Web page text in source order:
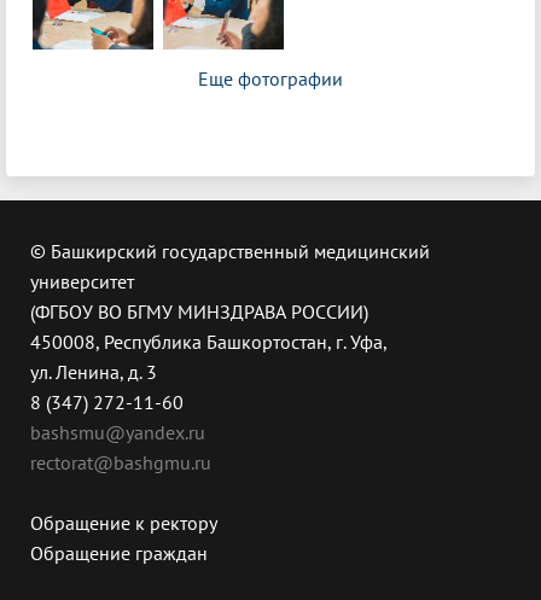
Еще фотографии
© Башкирский государственный медицинский
университет
(ФГБОУ ВО БГМУ МИНЗДРАВА РОССИИ)
450008, Республика Башкортостан, г. Уфа,
ул. Ленина, д. 3
8 (347) 272-11-60
bashsmu@yandex.ru
rectorat@bashgmu.ru
Обращение к ректору
Обращение граждан